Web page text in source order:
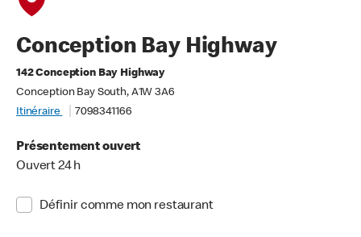
Conception Bay Highway
142 Conception Bay Highway
Conception Bay South, A1W 3A6
Itinéraire
7098341166
Présentement ouvert
Ouvert 24 h
Définir comme mon restaurant